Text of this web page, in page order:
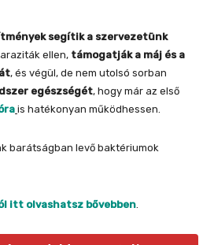
segítik a szervezetünk
ellen, támogatják a máj és a
, és végül, de nem utolsó sorban
egészségét, hogy már az első
is hatékonyan működhessen.
barátságban levő baktériumok
itt olvashatsz bővebben